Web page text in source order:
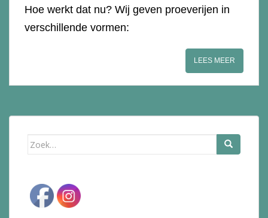
Hoe werkt dat nu? Wij geven proeverijen in
verschillende vormen:
LEES MEER
Zoek